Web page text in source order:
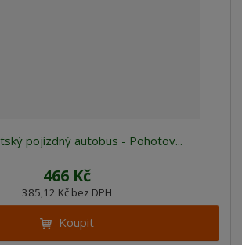
pojízdný autobus - Pohotov...
466 Kč
385,12 Kč bez DPH
Koupit